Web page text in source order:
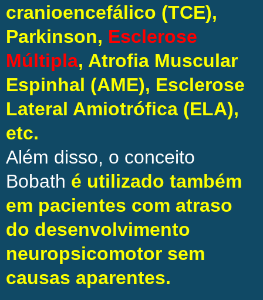
cranioencefálico (TCE),
Parkinson, Esclerose
Múltipla, Atrofia Muscular
Espinhal (AME), Esclerose
Lateral Amiotrófica (ELA),
etc.
Além disso, o conceito
Bobath é utilizado também
em pacientes com atraso
do desenvolvimento
neuropsicomotor sem
causas aparentes.